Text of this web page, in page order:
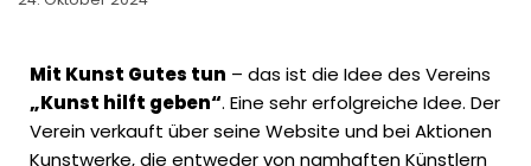
Mit Kunst Gutes tun – das ist die Idee des Vereins
„Kunst hilft geben“. Eine sehr erfolgreiche Idee. Der
Verein verkauft über seine Website und bei Aktionen
Kunstwerke, die entweder von namhaften Künstlern